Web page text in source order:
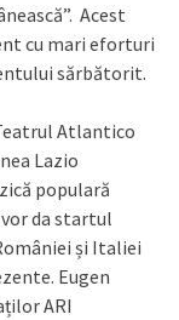
Acest
cu mari eforturi
sărbătorit.
Atlantico
Lazio
populară
da startul
și Italiei
Eugen
ARI